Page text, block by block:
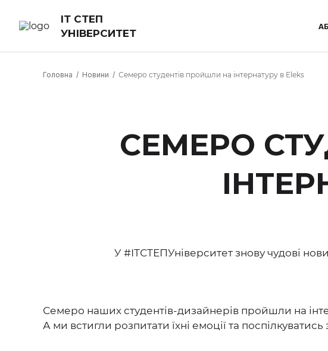
ІТ СТЕП
УНІВЕРСИТЕТ
Головна Новини Семеро студентів пройшли на інтернатуру в Eleks
СЕМЕРО
У #ІТСТЕПУніверситет знову чудові
Семеро наших студентів-дизайнерів пройшли на
А ми встигли розпитати їхні емоції та